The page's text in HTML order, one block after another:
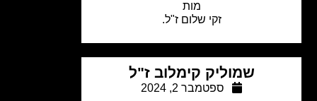
זקי שלוםז"ל.
שמוליק קימלוב ז"ל
ספטמבר 2, 2024